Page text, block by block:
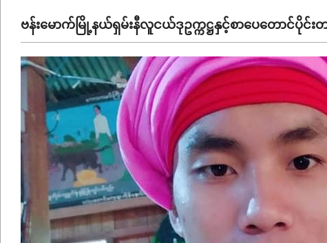
သတင်း
ဗန်းမောက်မြို့နယ်ရှမ်းနီလူငယ်ဒုဥက္ကဋ္ဌနှင့်စာပေတောင်ပိုင်